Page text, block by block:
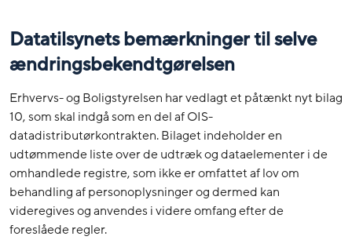
Datatilsynets bemærkninger til selve
ændringsbekendtgørelsen
Erhvervs- og Boligstyrelsen har vedlagt et påtænkt nyt bilag
10, som skal indgå som en del af OIS-
datadistributørkontrakten. Bilaget indeholder en
udtømmende liste over de udtræk og dataelementer i de
omhandlede registre, som ikke er omfattet af lov om
behandling af personoplysninger og dermed kan
videregives og anvendes i videre omfang efter de
foreslåede regler.